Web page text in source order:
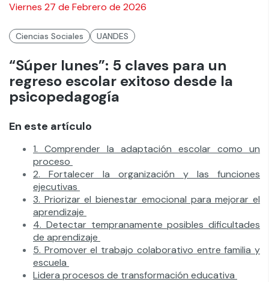
Viernes 27 de Febrero de 2026
Ciencias Sociales UANDES
“Súper lunes”: 5 claves para un
regreso escolar exitoso desde la
psicopedagogía
En este artículo
1. Comprender la adaptación escolar como un
proceso
2. Fortalecer la organización y las funciones
ejecutivas
3. Priorizar el bienestar emocional para mejorar el
aprendizaje
4. Detectar tempranamente posibles dificultades
de aprendizaje
5. Promover el trabajo colaborativo entre familia y
escuela
Lidera procesos de transformación educativa